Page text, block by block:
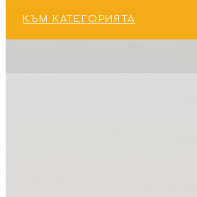
КЪМ КАТЕГОРИЯТА